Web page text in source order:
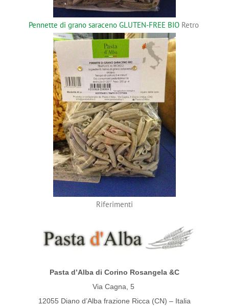
Pennette di grano saraceno GLUTEN-FREE BIORetro
Riferimenti
Pasta d’Alba di Corino Rosangela &C
Via Cagna, 5
12055 Diano d’Alba frazione Ricca (CN) – Italia